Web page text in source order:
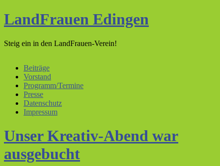
LandFrauen Edingen
Steig ein in den LandFrauen-Verein!
Beiträge
Vorstand
Programm/Termine
Presse
Datenschutz
Impressum
Unser Kreativ-Abend war
ausgebucht